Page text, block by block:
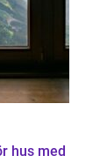
hus med